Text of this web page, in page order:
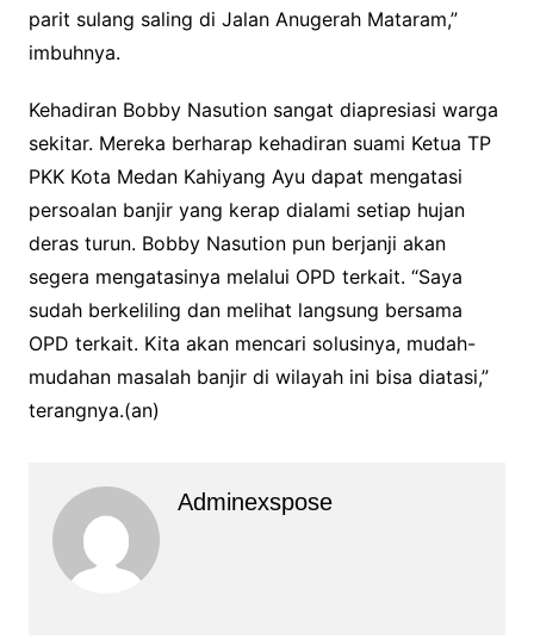
parit sulang saling di Jalan Anugerah Mataram,”
imbuhnya.
Kehadiran Bobby Nasution sangat diapresiasi warga
sekitar. Mereka berharap kehadiran suami Ketua TP
PKK Kota Medan Kahiyang Ayu dapat mengatasi
persoalan banjir yang kerap dialami setiap hujan
deras turun. Bobby Nasution pun berjanji akan
segera mengatasinya melalui OPD terkait. “Saya
sudah berkeliling dan melihat langsung bersama
OPD terkait. Kita akan mencari solusinya, mudah-
mudahan masalah banjir di wilayah ini bisa diatasi,”
terangnya.(an)
Adminexspose